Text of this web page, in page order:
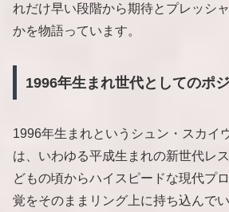
れだけ早い段階から期待とプレッシ
かを物語っています。
1996年生まれ世代としてのポ
1996年生まれというシュン・スカイ
は、いわゆる平成生まれの新世代レ
どもの頃からハイスピードな現代プ
覚をそのままリング上に持ち込んで